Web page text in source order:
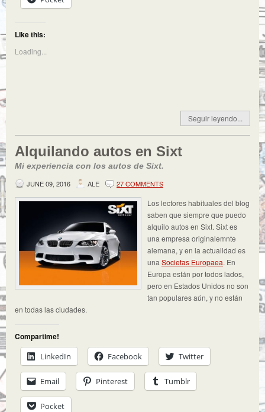
Like this:
Loading...
Seguir leyendo...
Alquilando autos en Sixt
Mi experiencia con los autos de Sixt.
JUNE 09, 2016
ALE 27 COMMENTS
Los lectores habituales del blog
saben que siempre que puedo
alquilo autos en Sixt. Sixt es
una empresa originalemnte
alemana, y en la actualidad es
una Societas Europaea. En
Europa están por todos lados,
pero en Estados Unidos no son
tan populares aún, y no están
en todas las ciudades.
Compartime!
LinkedIn
Facebook Twitter
Email Pinterest Tumblr
Pocket